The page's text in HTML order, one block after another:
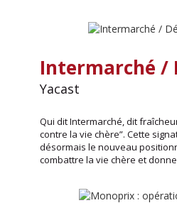
Intermarché /
Yacast
Qui dit Intermarché, dit
contre la vie chère”. Cette
désormais le nouveau
combattre la vie chère et